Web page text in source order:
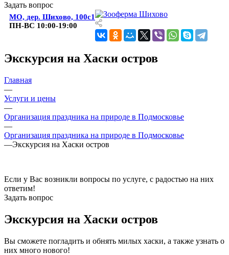
Задать вопрос
МО, дер. Шихово, 100с1
ПН-ВС 10:00-19:00
Экскурсия на Хаски остров
Главная
—
Услуги и цены
—
Организация праздника на природе в Подмосковье
—
Организация праздника на природе в Подмосковье
—Экскурсия на Хаски остров
Если у Вас возникли вопросы по услуге, с радостью на них
ответим!
Задать вопрос
Экскурсия на Хаски остров
Вы сможете погладить и обнять милых хаски, а также узнать о
них много нового!